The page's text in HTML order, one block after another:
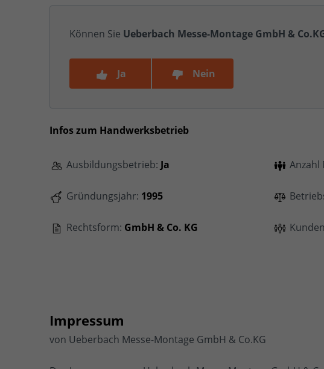
Können Sie Ueberbach Messe-Montage GmbH &
Ja Nein
Infos zum Handwerksbetrieb
Ausbildungsbetrieb: Ja Anzahl
Gründungsjahr: 1995
Rechtsform: GmbH & Co. KG
Impressum
von Ueberbach Messe-Montage GmbH & Co.KG